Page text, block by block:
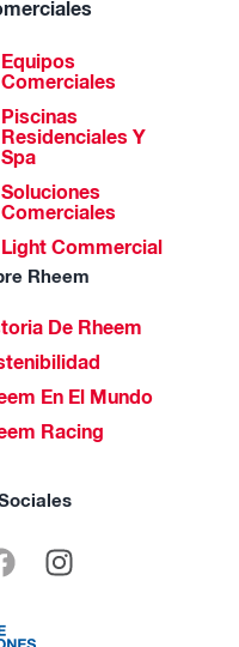
Equipos
Comerciales
Piscinas
Residenciales Y
Spa
Soluciones
Comerciales
Light Commercial
Rheem
De Rheem
En El Mundo
Racing